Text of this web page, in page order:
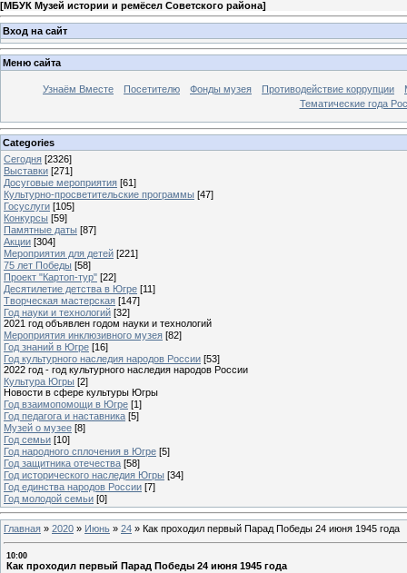
[МБУК Музей истории и ремёсел Советского района]
Вход на сайт
Меню сайта
Узнаём Вместе Посетителю Фонды музея Противодействие коррупции
Тематические года
Categories
Сегодня [2326]
Выставки [271]
Досуговые мероприятия [61]
Культурно-просветительские программы [47]
Госуслуги [105]
Конкурсы [59]
Памятные даты [87]
Акции [304]
Мероприятия для детей [221]
75 лет Победы [58]
Проект "Картоп-тур" [22]
Десятилетие детства в Югре [11]
Творческая мастерская [147]
Год науки и технологий [32]
2021 год объявлен годом науки и технологий
Мероприятия инклюзивного музея [82]
Год знаний в Югре [16]
Год культурного наследия народов России [53]
2022 год - год культурного наследия народов России
Культура Югры [2]
Новости в сфере культуры Югры
Год взаимопомощи в Югре [1]
Год педагога и наставника [5]
Музей о музее [8]
Год семьи [10]
Год народного сплочения в Югре [5]
Год защитника отечества [58]
Год исторического наследия Югры [34]
Год единства народов России [7]
Год молодой семьи [0]
Главная » 2020 » Июнь » 24 » Как проходил первый Парад Победы 24 июня 1945 года
10:00
Как проходил первый Парад Победы 24 июня 1945 года